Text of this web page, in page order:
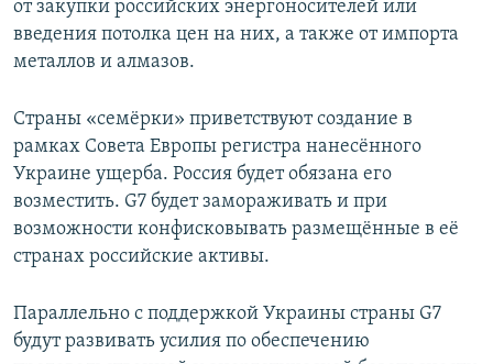
от закупки российских энергоносителей или
введения потолка цен на них, а также от импорта
металлов и алмазов.
Страны «семёрки» приветствуют создание в
рамках Совета Европы регистра нанесённого
Украине ущерба. Россия будет обязана его
возместить. G7 будет замораживать и при
возможности конфисковывать размещённые в её
странах российские активы.
Параллельно с поддержкой Украины страны G7
будут развивать усилия по обеспечению